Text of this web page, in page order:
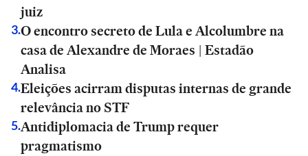
juiz
3.O encontro secreto de Lula e Alcolumbre na
casa de Alexandre de Moraes | Estadão
Analisa
4.Eleições acirram disputas internas de grande
relevância no STF
5.Antidiplomacia de Trump requer
pragmatismo